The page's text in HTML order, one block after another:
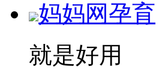
妈妈网孕育
就是好用